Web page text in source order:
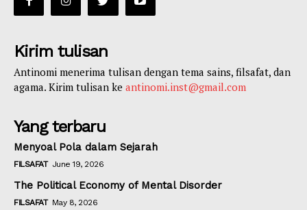
Kirim tulisan
Antinomi menerima tulisan dengan tema sains, filsafat, dan
agama. Kirim tulisan ke antinomi.inst@gmail.com
Yang terbaru
Menyoal Pola dalam Sejarah
FILSAFAT June 19, 2026
The Political Economy of Mental Disorder
FILSAFAT May 8, 2026